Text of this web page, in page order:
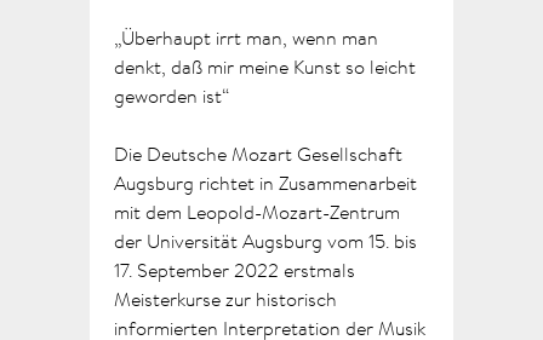
„Überhaupt irrt man, wenn man
denkt, daß mir meine Kunst so leicht
geworden ist“
Die Deutsche Mozart Gesellschaft
Augsburg richtet in Zusammenarbeit
mit dem Leopold-Mozart-Zentrum
der Universität Augsburg vom 15. bis
17. September 2022 erstmals
Meisterkurse zur historisch
informierten Interpretation der Musik